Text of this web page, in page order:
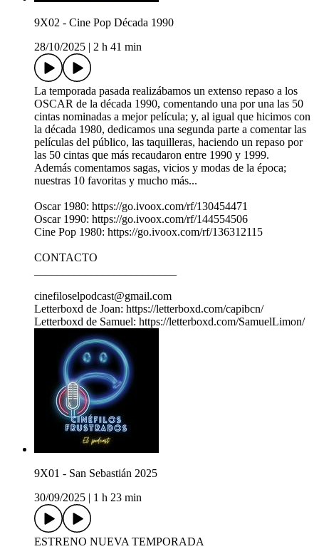
9X02 - Cine Pop Década 1990
28/10/2025
2 h 41 min
La temporada pasada realizábamos un extenso repaso a los
OSCAR de la década 1990, comentando una por una las 50
cintas nominadas a mejor película; y, al igual que hicimos con
la década 1980, dedicamos una segunda parte a comentar las
películas del público, las taquilleras, haciendo un repaso por
las 50 cintas que más recaudaron entre 1990 y 1999.
Además comentamos sagas, vicios y modas de la época;
nuestras 10 favoritas y mucho más...
Oscar 1980: https://go.ivoox.com/rf/130454471
Oscar 1990: https://go.ivoox.com/rf/144554506
Cine Pop 1980: https://go.ivoox.com/rf/136312115
CONTACTO
cinefiloselpodcast@gmail.com
Letterboxd de Joan: https://letterboxd.com/capibcn/
Letterboxd de Samuel: https://letterboxd.com/SamuelLimon/
9X01 - San Sebastián 2025
30/09/2025
1 h 23 min
ESTRENO NUEVA TEMPORADA